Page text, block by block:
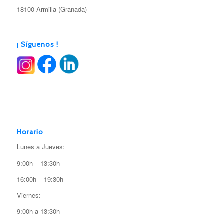
18100 Armilla (Granada)
¡ Síguenos !
Horario
Lunes a Jueves:
9:00h – 13:30h
16:00h – 19:30h
Viernes:
9:00h a 13:30h